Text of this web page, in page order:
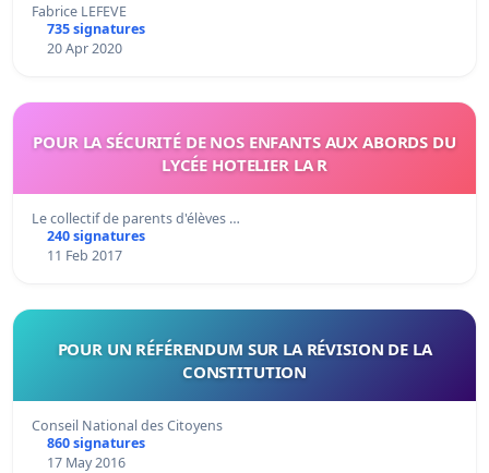
Fabrice LEFEVE
735 signatures
20 Apr 2020
POUR LA SÉCURITÉ DE NOS ENFANTS AUX ABORDS DU
LYCÉE HOTELIER LA R
Le collectif de parents d'élèves …
240 signatures
11 Feb 2017
POUR UN RÉFÉRENDUM SUR LA RÉVISION DE LA
CONSTITUTION
Conseil National des Citoyens
860 signatures
17 May 2016